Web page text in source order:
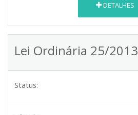
DETALHES
Lei Ordinária 25/2013
Status: